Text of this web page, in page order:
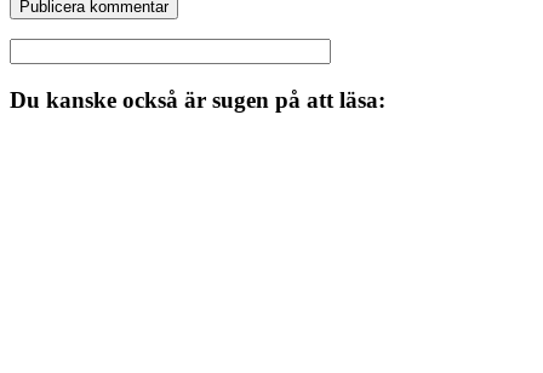
Du kanske också är sugen på att läsa: